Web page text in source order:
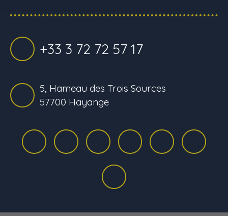
+33 3 72 72 57 17
5, Hameau des Trois Sources
57700 Hayange